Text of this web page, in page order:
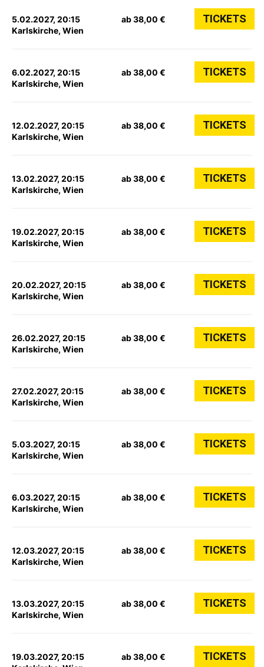
5.02.2027, 20:15
Karlskirche, Wien
ab 38,00 € TICKETS
6.02.2027, 20:15
Karlskirche, Wien
ab 38,00 € TICKETS
12.02.2027, 20:15
Karlskirche, Wien
ab 38,00 € TICKETS
13.02.2027, 20:15
Karlskirche, Wien
ab 38,00 € TICKETS
19.02.2027, 20:15
Karlskirche, Wien
ab 38,00 € TICKETS
20.02.2027, 20:15
Karlskirche, Wien
ab 38,00 € TICKETS
26.02.2027, 20:15
Karlskirche, Wien
ab 38,00 € TICKETS
27.02.2027, 20:15
Karlskirche, Wien
ab 38,00 € TICKETS
5.03.2027, 20:15
Karlskirche, Wien
ab 38,00 € TICKETS
6.03.2027, 20:15
Karlskirche, Wien
ab 38,00 € TICKETS
12.03.2027, 20:15
Karlskirche, Wien
ab 38,00 € TICKETS
13.03.2027, 20:15
Karlskirche, Wien
ab 38,00 € TICKETS
19.03.2027, 20:15
ab 38,00 € TICKETS